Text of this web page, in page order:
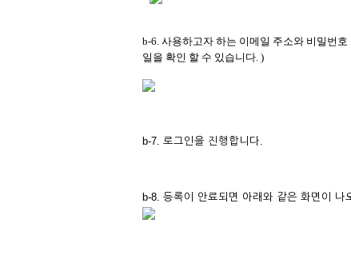
b-6. 사용하고자 하는 이메일 주소와 비밀번
일을 확인 할 수 있습니다. )
b-7. 로그인을 진행합니다.
b-8. 등록이 안료되면 아래와 같은 화면이